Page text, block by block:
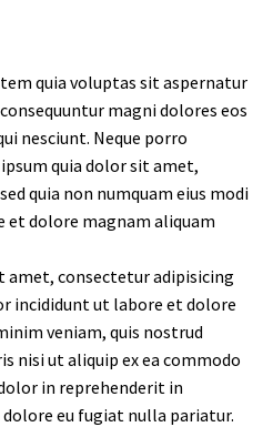
quia voluptas sit aspernatur
magni dolores eos
nesciunt. Neque porro
quia dolor sit amet,
quia non numquam eius modi
dolore magnam aliquam
amet, consectetur adipisicing
incididunt ut labore et dolore
veniam, quis nostrud
nisi ut aliquip ex ea commodo
in reprehenderit in
eu fugiat nulla pariatur.